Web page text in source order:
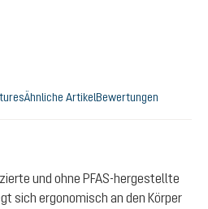
Ähnliche ArtikelBewertungen
und ohne PFAS-hergestellte
sich ergonomisch an den Körper